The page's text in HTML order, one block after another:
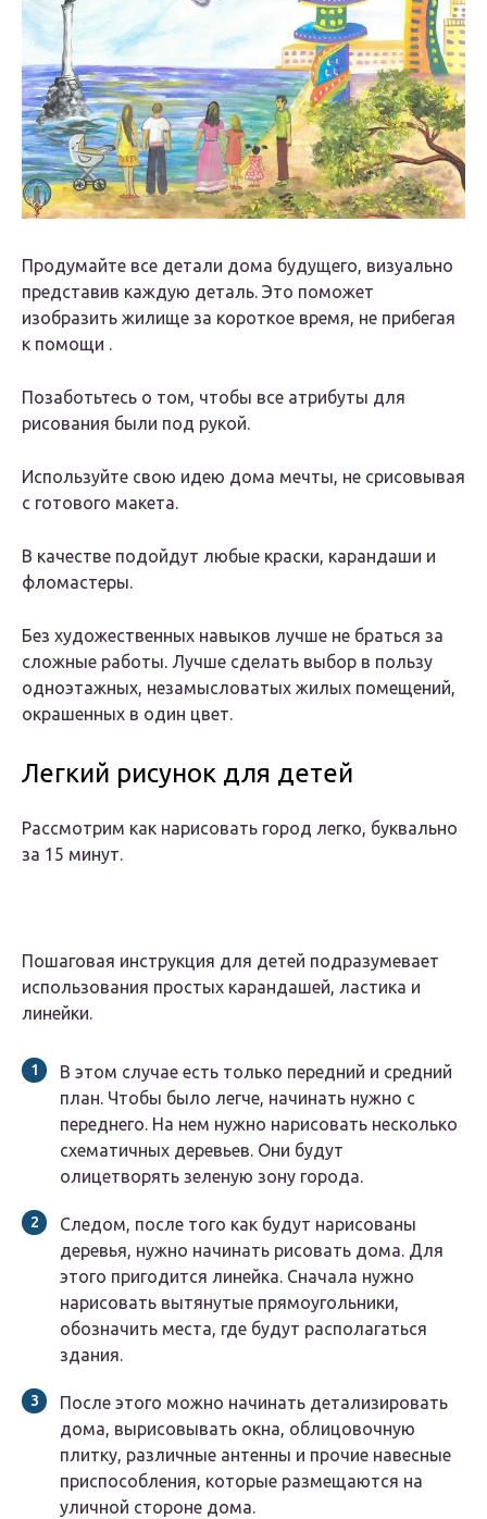
Продумайте все детали дома будущего, визуально
представив каждую деталь. Это поможет
изобразить жилище за короткое время, не прибегая
к помощи .
Позаботьтесь о том, чтобы все атрибуты для
рисования были под рукой.
Используйте свою идею дома мечты, не срисовывая
с готового макета.
В качестве подойдут любые краски, карандаши и
фломастеры.
Без художественных навыков лучше не браться за
сложные работы. Лучше сделать выбор в пользу
одноэтажных, незамысловатых жилых помещений,
окрашенных в один цвет.
Легкий рисунок для детей
Рассмотрим как нарисовать город легко, буквально
за 15 минут.
Пошаговая инструкция для детей подразумевает
использования простых карандашей, ластика и
линейки.
В этом случае есть только передний и средний
план. Чтобы было легче, начинать нужно с
переднего. На нем нужно нарисовать несколько
схематичных деревьев. Они будут
олицетворять зеленую зону города.
Следом, после того как будут нарисованы
деревья, нужно начинать рисовать дома. Для
этого пригодится линейка. Сначала нужно
нарисовать вытянутые прямоугольники,
обозначить места, где будут располагаться
здания.
После этого можно начинать детализировать
дома, вырисовывать окна, облицовочную
плитку, различные антенны и прочие навесные
приспособления, которые размещаются на
уличной стороне дома.